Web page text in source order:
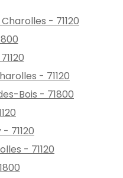
- 71120
- 71120
Bois - 71800
71120
- 71120